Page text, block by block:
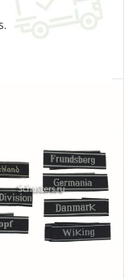
(Нарукавный
M4-190-Z